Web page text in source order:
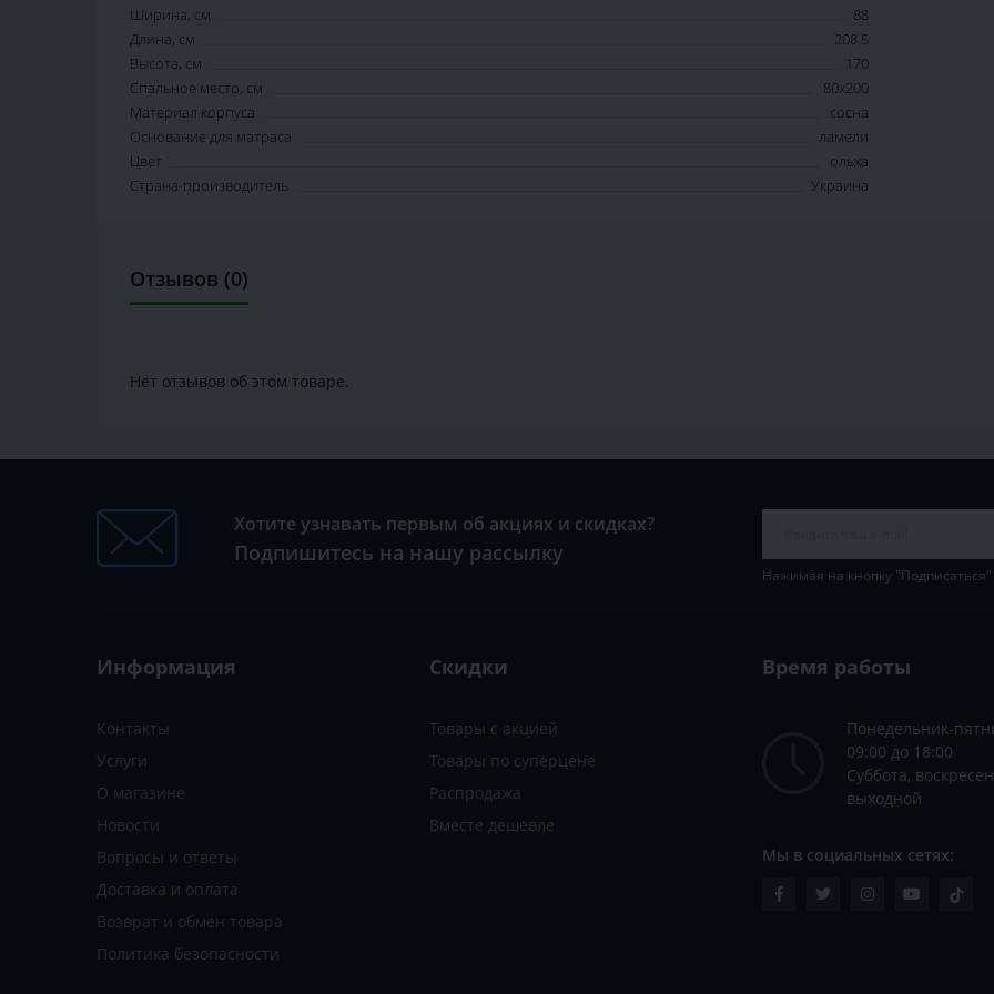
Ширина, см
88
Длина, см
208.5
Высота, см
170
Спальное место, см
80x200
Материал корпуса
сосна
Основание для матраса
ламели
Цвет
ольха
Страна-производитель
Украина
Отзывов (0)
Нет отзывов об этом товаре.
Хотите узнавать первым об акциях и скидках?
Подпишитесь на нашу рассылку
Нажимая на кнопку
Информация
Контакты
Услуги
О магазине
Новости
Вопросы и ответы
Доставка и оплата
Возврат и обмен товара
Политика безопасности
Скидки
Товары с акцией
Товары по суперцене
Распродажа
Вместе дешевле
Время работы
Понедельник-
09:00 до 18:00
Суббота,
выходной
Мы в социальных сетях: